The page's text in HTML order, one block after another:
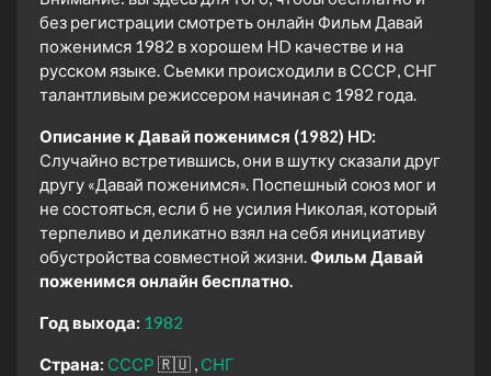
без регистрации смотреть онлайн Фильм Давай
поженимся 1982 в хорошем HD качестве и на
русском языке. Сьемки происходили в СССР, СНГ
талантливым режиссером начиная с 1982 года.
Описание к Давай поженимся (1982) HD:
Случайно встретившись, они в шутку сказали друг
другу «Давай поженимся». Поспешный союз мог и
не состояться, если б не усилия Николая, который
терпеливо и деликатно взял на себя инициативу
обустройства совместной жизни.Фильм Давай
поженимся онлайн бесплатно.
Год выхода: 1982
Страна: СССР 🇷🇺 СНГ